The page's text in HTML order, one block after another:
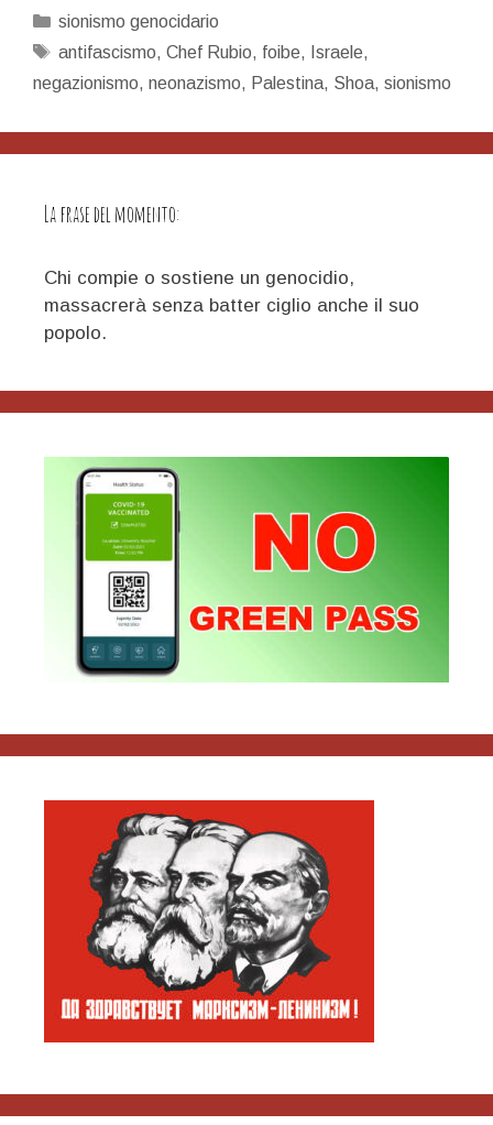
su
Israele…
Categorie
sionismo genocidario
Tag
antifascismo, Chef Rubio, foibe, Israele,
negazionismo, neonazismo, Palestina, Shoa, sionismo
La frase del momento:
Chi compie o sostiene un genocidio,
massacrerà senza batter ciglio anche il suo
popolo.